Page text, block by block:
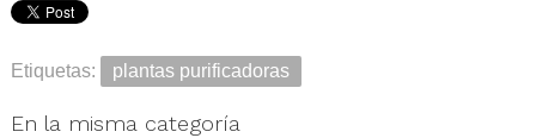
Etiquetas: plantas purificadoras
En la misma categoría